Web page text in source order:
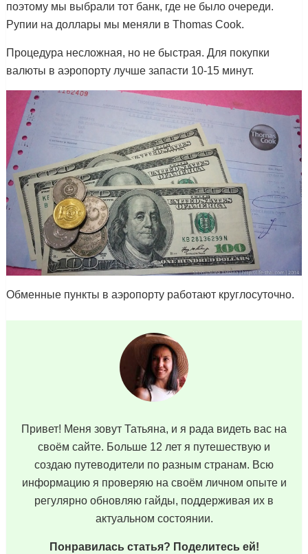
поэтому мы выбрали тот банк, где не было очереди.
Рупии на доллары мы меняли в Thomas Cook.
Процедура несложная, но не быстрая. Для покупки
валюты в аэропорту лучше запасти 10-15 минут.
Обменные пункты в аэропорту работают круглосуточно.
Привет! Меня зовут Татьяна, и я рада видеть вас на
своём сайте. Больше 12 лет я путешествую и
создаю путеводители по разным странам. Всю
информацию я проверяю на своём личном опыте и
регулярно обновляю гайды, поддерживая их в
актуальном состоянии.
Понравилась статья? Поделитесь ей!